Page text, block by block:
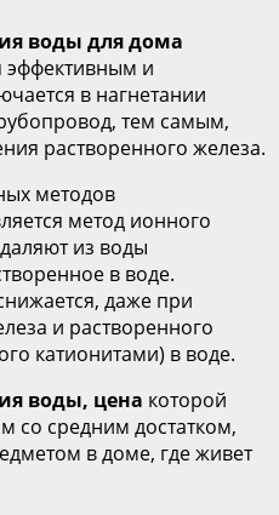
воды для дома
эффективным и
в нагнетании
тем самым,
растворенного железа.
методов
метод ионного
из воды
в воде.
даже при
и растворенного
катионитами) в воде.
воды, цена которой
со средним достатком,
в доме, где живет